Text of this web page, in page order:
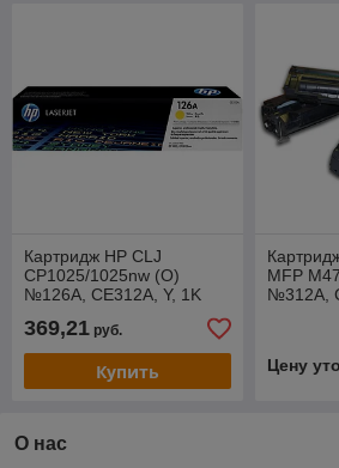
Картридж HP CLJ
CP1025/1025nw (O)
№126A, CE312A, Y, 1K
369,21 руб.
Купить
MFP
№312A,
Цену
О нас